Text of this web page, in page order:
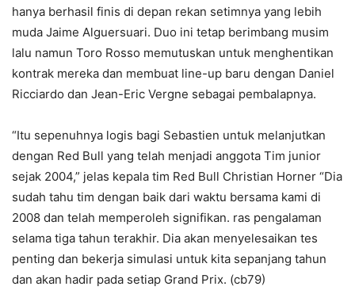
hanya berhasil finis di depan rekan setimnya yang lebih
muda Jaime Alguersuari. Duo ini tetap berimbang musim
lalu namun Toro Rosso memutuskan untuk menghentikan
kontrak mereka dan membuat line-up baru dengan Daniel
Ricciardo dan Jean-Eric Vergne sebagai pembalapnya.
“Itu sepenuhnya logis bagi Sebastien untuk melanjutkan
dengan Red Bull yang telah menjadi anggota Tim junior
sejak 2004,” jelas kepala tim Red Bull Christian Horner “Dia
sudah tahu tim dengan baik dari waktu bersama kami di
2008 dan telah memperoleh signifikan. ras pengalaman
selama tiga tahun terakhir. Dia akan menyelesaikan tes
penting dan bekerja simulasi untuk kita sepanjang tahun
dan akan hadir pada setiap Grand Prix. (cb79)